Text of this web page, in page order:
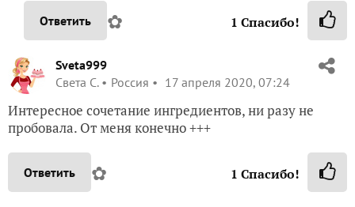
Ответить ✿ 1 Спасибо!
Sveta999
Света С.
Россия 17 апреля 2020, 07:24
Интересное сочетание ингредиентов, ни разу не
пробовала. От меня конечно +++
Ответить ✿ 1 Спасибо!